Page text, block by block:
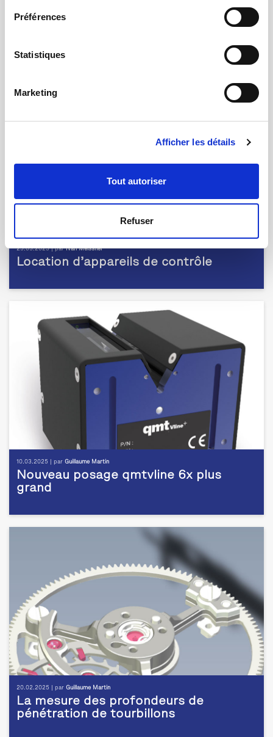
Préférences
Statistiques
Marketing
Afficher les détails
Tout autoriser
Refuser
qmt renforce son expertise en vision
25.03.2025 | parIvan Meissner
Location d’appareils de contrôle
10.03.2025 | par Guillaume Martin
Nouveau posage qmtvline 6x plus
grand
20.02.2025 | par Guillaume Martin
La mesure des profondeurs de
pénétration de tourbillons